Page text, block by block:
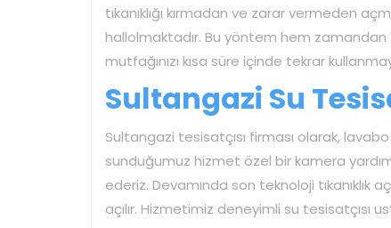
tıkanıklığı kırmadan ve zarar vermeden
hallolmaktadır. Bu yöntem hem
mutfağınızı kısa süre içinde tekrar
Sultangazi Su
Sultangazi tesisatçısı firması olarak, lavabo
sunduğumuz hizmet özel bir kamera
ederiz. Devamında son teknoloji tıkanıklık
açılır. Hizmetimiz deneyimli su tesisatçısı